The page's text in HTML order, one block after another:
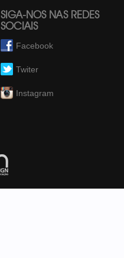
SIGA-NOS NAS REDES
SOCIAIS
Facebook
Twiter
Instagram